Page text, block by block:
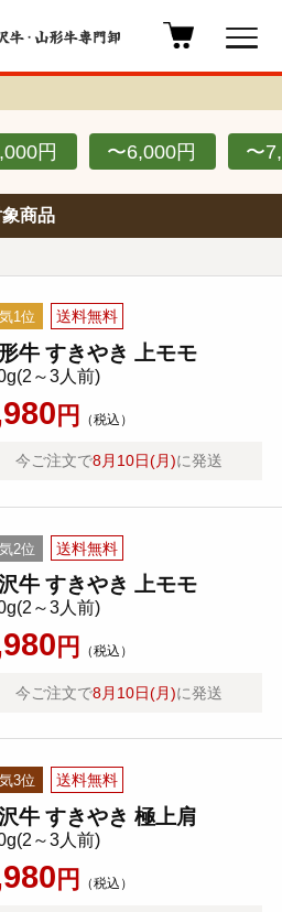
円 〜6,000円 〜
商品
1位 送料無料
牛 すきやき 上モモ
～3人前)
円 （税込）
今ご注文で8月10日(月)に発送
2位 送料無料
牛 すきやき 上モモ
～3人前)
円 （税込）
今ご注文で8月10日(月)に発送
3位 送料無料
牛 すきやき 極上肩
～3人前)
円 （税込）